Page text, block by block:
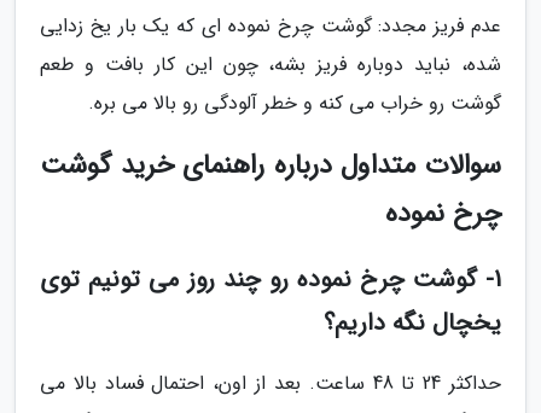
عدم فریز مجدد: گوشت چرخ نموده ای که یک بار یخ زدایی
شده، نباید دوباره فریز بشه، چون این کار بافت و طعم
گوشت رو خراب می کنه و خطر آلودگی رو بالا می بره.
سوالات متداول درباره راهنمای خرید گوشت
چرخ نموده
1- گوشت چرخ نموده رو چند روز می تونیم توی
یخچال نگه داریم؟
حداکثر 24 تا 48 ساعت. بعد از اون، احتمال فساد بالا می